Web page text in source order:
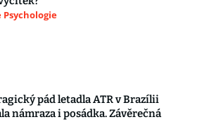
Psychologie
pád letadla ATR v Brazílii
námraza i posádka. Závěrečná